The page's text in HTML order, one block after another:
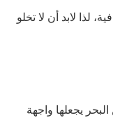
لذا لابد أن لا تخلو
يجعلها واجهة